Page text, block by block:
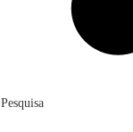
Pesquisa